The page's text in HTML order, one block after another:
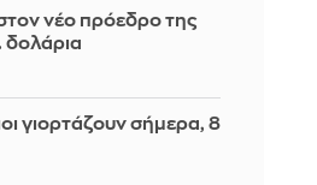
νέο πρόεδρο της
δολάρια
γιορτάζουν σήμερα, 8